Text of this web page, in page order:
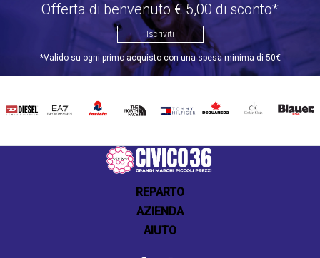
Offerta di benvenuto €.5,00 di sconto*
Iscriviti
*Valido su ogni primo acquisto con una spesa minima di 50€
DIESEL EA7 INVICTATHE
TOMMY
DSQUARED2
CALVIN BLAUER
REPARTO
AZIENDA
AIUTO